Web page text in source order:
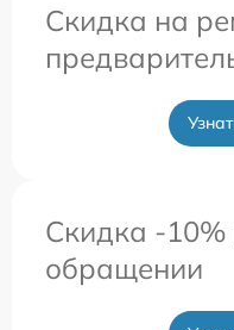
Скидка на
Скидка -10%
обращении